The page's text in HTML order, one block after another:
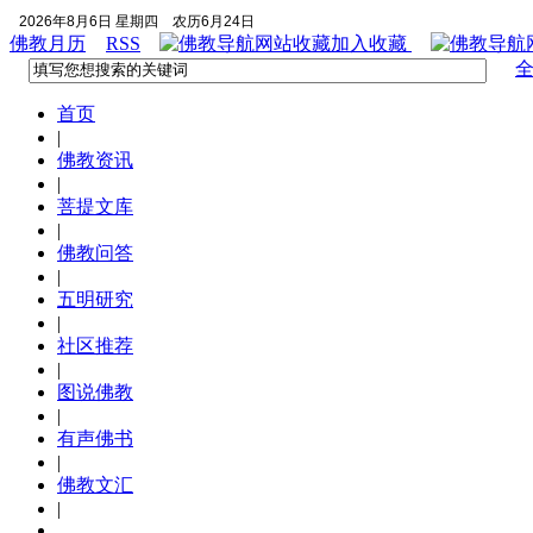
2026年8月6日 星期四 农历6月24日
佛教月历 RSS 加入收藏
首页
|
佛教资讯
|
菩提文库
|
佛教问答
|
五明研究
|
社区推荐
|
图说佛教
|
有声佛书
|
佛教文汇
|